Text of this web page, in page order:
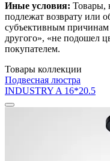
Иные условия: Товары,
подлежат возврату или
субъективным причинам
другого», «не подошел
покупателем.
Товары коллекции
Подвесная люстра
INDUSTRY A 16*20.5